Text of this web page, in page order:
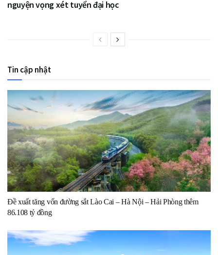
nguyện vọng xét tuyển đại học
Tin cập nhật
Đề xuất tăng vốn đường sắt Lào Cai – Hà Nội – Hải Phòng thêm
86.108 tỷ đồng